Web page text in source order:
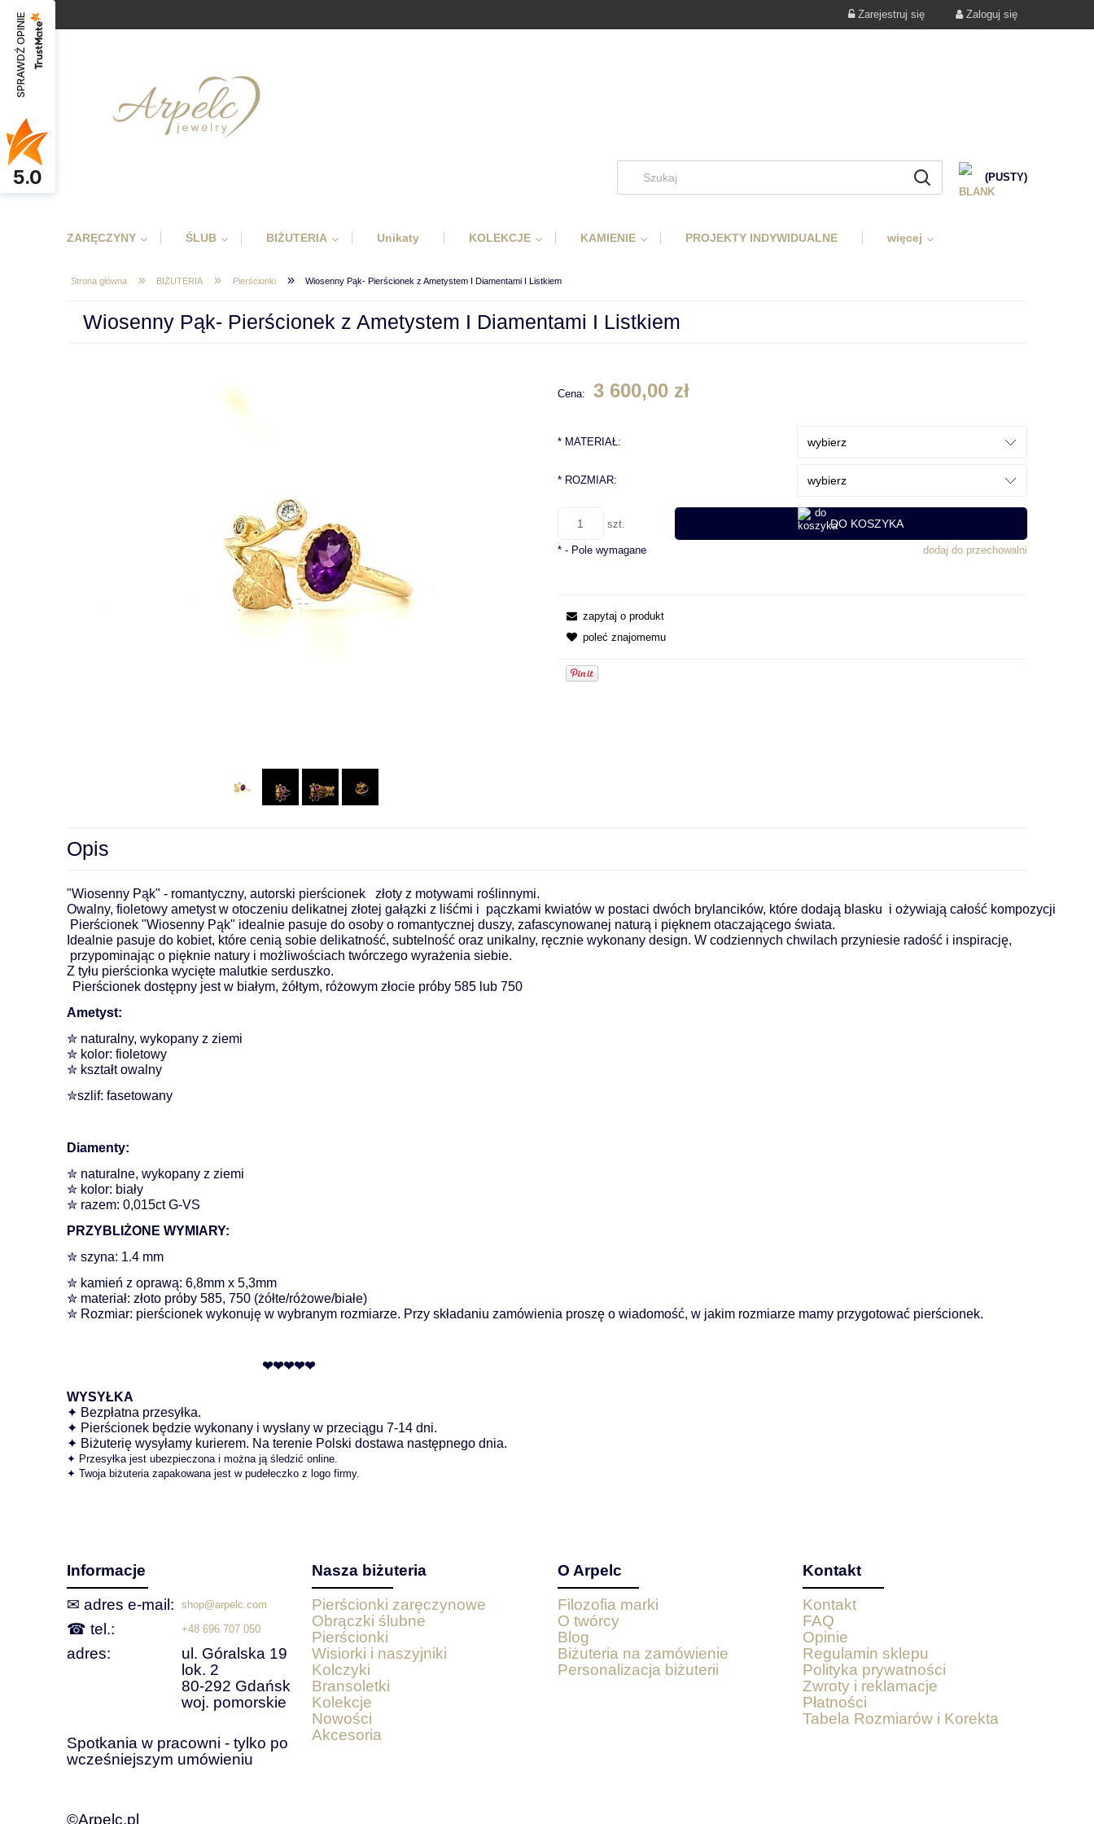
Zarejestruj się Zaloguj się
(PUSTY)
ZARĘCZYNY ŚLUB BIŻUTERIA Unikaty KOLEKCJE KAMIENIE PROJEKTY INDYWIDUALNE więcej
Strona główna » BIŻUTERIA » Pierścionki » Wiosenny Pąk- Pierścionek z Ametystem I Diamentami I Listkiem
Wiosenny Pąk- Pierścionek z Ametystem I Diamentami I Listkiem
Cena: 3 600,00 zł
*MATERIAŁ:
*ROZMIAR:
szt. DO KOSZYKA
dodaj do przechowalni
*- Pole wymagane
zapytaj o produkt
poleć znajomemu
Opis
"Wiosenny Pąk" - romantyczny, autorski pierścionek   złoty z motywami roślinnymi.
Owalny, fioletowy ametyst w otoczeniu delikatnej złotej gałązki z liśćmi i  pączkami kwiatów w postaci dwóch brylancików, które dodają blasku  i ożywiają całość kompozycji
Pierścionek "Wiosenny Pąk" idealnie pasuje do osoby o romantycznej duszy, zafascynowanej naturą i pięknem otaczającego świata.
Idealnie pasuje do kobiet, które cenią sobie delikatność, subtelność oraz unikalny, ręcznie wykonany design. W codziennych chwilach przyniesie radość i inspirację,
przypominając o pięknie natury i możliwościach twórczego wyrażenia siebie.
Z tyłu pierścionka wycięte malutkie serduszko.
Pierścionek dostępny jest w białym, żółtym, różowym złocie próby 585 lub 750
Ametyst:
✮ naturalny, wykopany z ziemi
✮ kolor: fioletowy
✮ kształt owalny
✮szlif: fasetowany
Diamenty:
✮ naturalne, wykopany z ziemi
✮ kolor: biały
✮ razem: 0,015ct G-VS
PRZYBLIŻONE WYMIARY:
✮ szyna: 1.4 mm
✮ kamień z oprawą: 6,8mm x 5,3mm
✮ materiał: złoto próby 585, 750 (żółte/różowe/białe)
✮ Rozmiar: pierścionek wykonuję w wybranym rozmiarze. Przy składaniu zamówienia proszę o wiadomość, w jakim rozmiarze mamy przygotować pierścionek.
❤❤❤❤❤
WYSYŁKA
✦ Bezpłatna przesyłka.
✦ Pierścionek będzie wykonany i wysłany w przeciągu 7-14 dni.
✦ Biżuterię wysyłamy kurierem. Na terenie Polski dostawa następnego dnia.
✦ Przesyłka jest ubezpieczona i można ją śledzić online.
✦ Twoja biżuteria zapakowana jest w pudełeczko z logo firmy.
Informacje
✉ adres e‑mail:
shop@arpelc.com
☎ tel.: +48 696 707 050
adres:
ul. Góralska 19
lok. 2
80-292 Gdańsk
woj. pomorskie
Spotkania w pracowni - tylko po
wcześniejszym umówieniu
Nasza biżuteria
Pierścionki zaręczynowe
Obrączki ślubne
Pierścionki
Wisiorki i naszyjniki
Kolczyki
Bransoletki
Kolekcje
Nowości
Akcesoria
O Arpelc
Filozofia marki
O twórcy
Blog
Biżuteria na zamówienie
Personalizacja biżuterii
Kontakt
Kontakt
FAQ
Opinie
Regulamin sklepu
Polityka prywatności
Zwroty i reklamacje
Płatności
Tabela Rozmiarów i Korekta
©Arpelc.pl
SPRAWDŹ OPINIE
5.0